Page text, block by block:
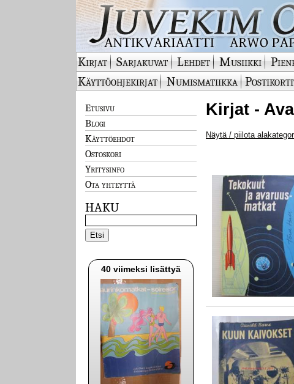
Kirjat Sarjakuvat Lehdet Musiikki
Käyttöohjekirjat
Numismatiikka
Etusivu
Blogi
Käyttöehdot
Ostoskori
Yritysinfo
Ota yhteyttä
HAKU
40 viimeksi lisättyä
Kirjat -
Näytä / piilota